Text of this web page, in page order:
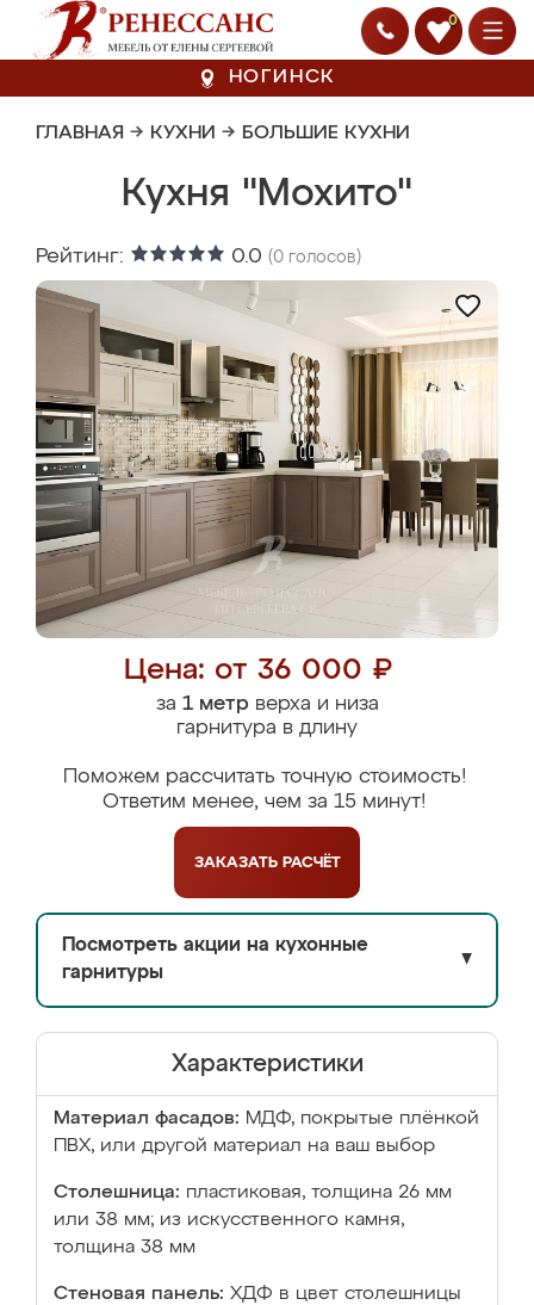
0
НОГИНСК
ГЛАВНАЯ → КУХНИ → БОЛЬШИЕ КУХНИ
Кухня "Мохито"
Рейтинг: 0.0 (0 голосов)
Цена: от 36 000 ₽
за 1 метрверха и низа
гарнитура в длину
Поможем рассчитать точную стоимость!
Ответим менее, чем за 15 минут!
ЗАКАЗАТЬ РАСЧЁТ
Посмотреть акции на кухонные
гарнитуры
▼
Характеристики
Материал фасадов: МДФ, покрытые плёнкой
ПВХ, или другой материал на ваш выбор
Столешница: пластиковая, толщина 26 мм
или 38 мм; из искусственного камня,
толщина 38 мм
Стеновая панель: ХДФ в цвет столешницы